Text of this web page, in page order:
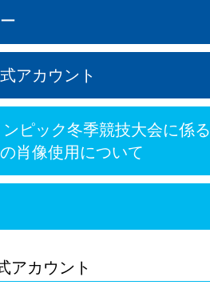
アカウント
ピック冬季競技大会に係る
肖像使用について
アカウント